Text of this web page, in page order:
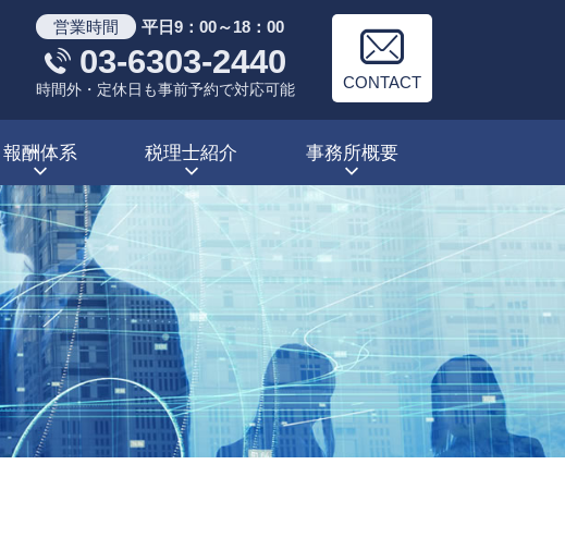
営業時間 平日9：00～18：00
03-6303-2440
時間外・定休日も事前予約で対応可能 CONTACT
報酬体系 税理士紹介 事務所概要